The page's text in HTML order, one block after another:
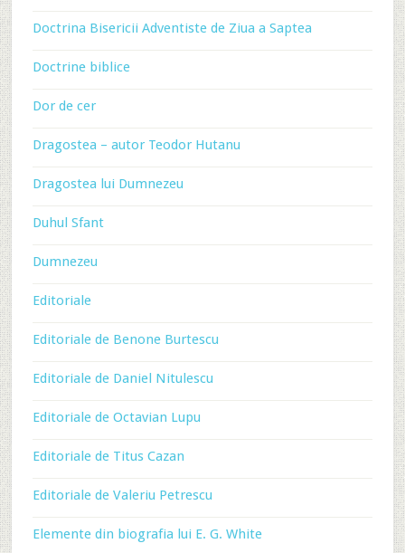
Doctrina Bisericii Adventiste de Ziua a Saptea
Doctrine biblice
Dor de cer
Dragostea – autor Teodor Hutanu
Dragostea lui Dumnezeu
Duhul Sfant
Dumnezeu
Editoriale
Editoriale de Benone Burtescu
Editoriale de Daniel Nitulescu
Editoriale de Octavian Lupu
Editoriale de Titus Cazan
Editoriale de Valeriu Petrescu
Elemente din biografia lui E. G. White